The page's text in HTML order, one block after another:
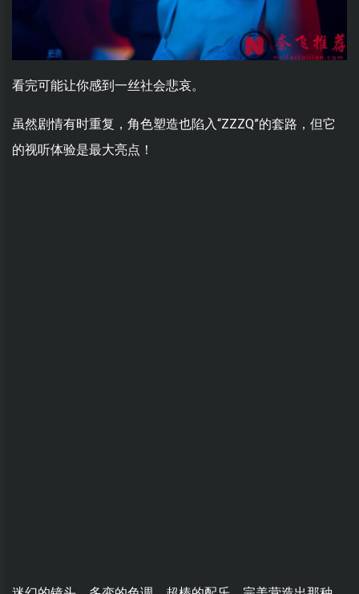
看完可能让你感到一丝社会悲哀。
虽然剧情有时重复，角色塑造也陷入“ZZZQ”的套路，但它
的视听体验是最大亮点！